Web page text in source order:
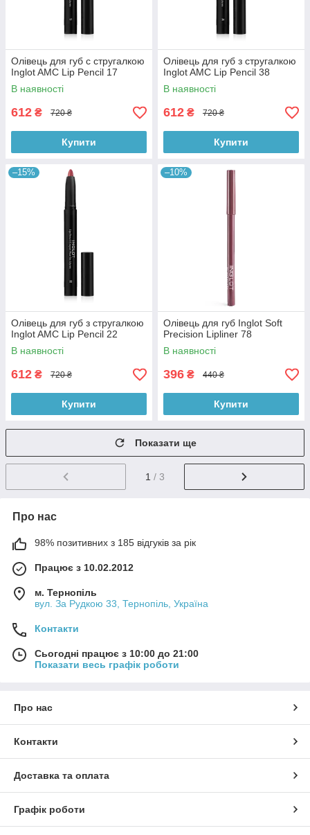
Олівець для губ с стругалкою
Inglot AMC Lip Pencil 17
В наявності
612 ₴ 720 ₴
Купити
Олівець для губ з стругалкою
Inglot AMC Lip Pencil 38
В наявності
612 ₴ 720 ₴
Купити
–15%
Олівець для губ з стругалкою
Inglot AMC Lip Pencil 22
В наявності
612 ₴ 720 ₴
Купити
–10%
Олівець для губ Inglot Soft
Precision Lipliner 78
В наявності
396 ₴ 440 ₴
Купити
Показати ще
1 / 3
Про нас
98% позитивних з 185 відгуків за рік
Працює з 10.02.2012
м. Тернопіль
вул. За Рудкою 33, Тернопіль, Україна
Контакти
Сьогодні працює з 10:00 до 21:00
Показати весь графік роботи
Про нас
Контакти
Доставка та оплата
Графік роботи